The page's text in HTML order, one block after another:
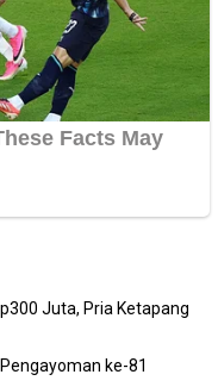
Juta, Pria Ketapang
ke-81